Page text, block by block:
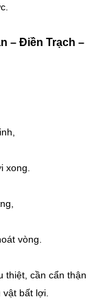
– Điền Trạch –
xong.
vòng.
thiệt, cần cẩn thận
bất lợi.